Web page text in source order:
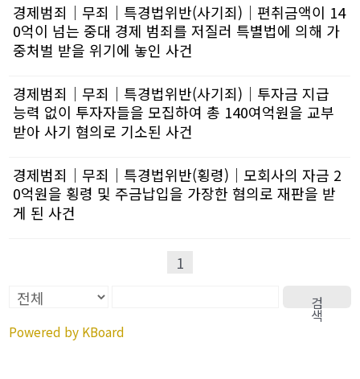
경제범죄│무죄│특경법위반(사기죄)│편취금액이 14
0억이 넘는 중대 경제 범죄를 저질러 특별법에 의해 가
중처벌 받을 위기에 놓인 사건
경제범죄│무죄│특경법위반(사기죄)│투자금 지급
능력 없이 투자자들을 모집하여 총 140여억원을 교부
받아 사기 혐의로 기소된 사건
경제범죄│무죄│특경법위반(횡령)│모회사의 자금 2
0억원을 횡령 및 주금납입을 가장한 혐의로 재판을 받
게 된 사건
1
검
색
Powered by KBoard